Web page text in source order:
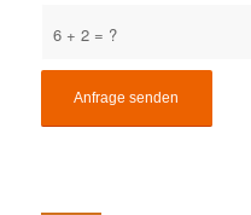
6 + 2 = ?